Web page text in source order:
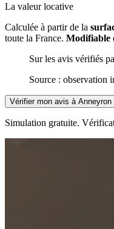
La valeur locative
Calculée à partir de la
toute la France. Modifiable
Sur les avis vérifiés
Source : observation
Vérifier mon avis à Anneyron
Simulation gratuite.